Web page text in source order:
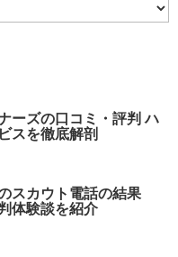
ーズの口コミ・評判 ハ
スを徹底解剖
スカウト電話の結果
体験談を紹介